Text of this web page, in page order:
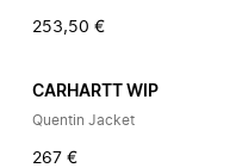
253,50 €
CARHARTT WIP
Quentin Jacket
267 €